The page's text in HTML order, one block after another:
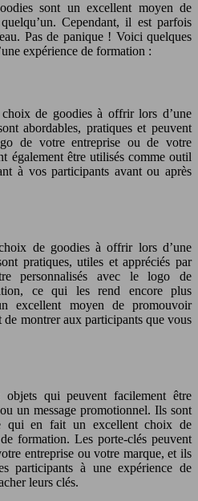
sont un excellent moyen de
Cependant, il est parfois
Pas de panique ! Voici quelques
expérience de formation :
de goodies à offrir lors d’une
abordables, pratiques et peuvent
de votre entreprise ou de votre
également être utilisés comme outil
à vos participants avant ou après
de goodies à offrir lors d’une
pratiques, utiles et appréciés par
personnalisés avec le logo de
ce qui les rend encore plus
excellent moyen de promouvoir
de montrer aux participants que vous
qui peuvent facilement être
un message promotionnel. Ils sont
qui en fait un excellent choix de
formation. Les porte-clés peuvent
entreprise ou votre marque, et ils
participants à une expérience de
leurs clés.